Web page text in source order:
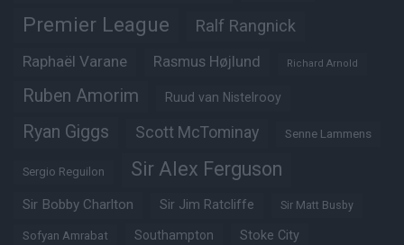
Premier League Ralf Rangnick
Raphaël Varane Rasmus Højlund Richard Arnold
Ruben Amorim Ruud van Nistelrooy
Ryan Giggs Scott McTominay Senne Lammens
Sergio Reguilon Sir Alex Ferguson
Sir Bobby Charlton Sir Jim Ratcliffe Sir Matt Busby
Sofyan Amrabat Southampton Stoke City